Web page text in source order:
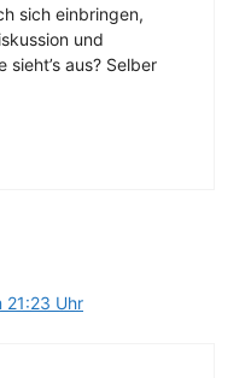
sich einbringen,
und
aus? Selber
21:23 Uhr